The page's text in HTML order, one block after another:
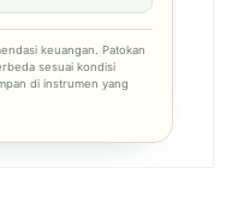
keuangan. Patokan
sesuai kondisi
di instrumen yang